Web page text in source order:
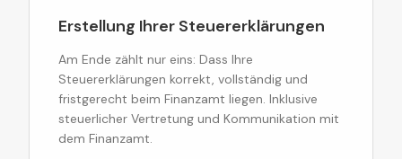
Erstellung Ihrer Steuererklärungen
Am Ende zählt nur eins: Dass Ihre
Steuererklärungen korrekt, vollständig und
fristgerecht beim Finanzamt liegen. Inklusive
steuerlicher Vertretung und Kommunikation mit
dem Finanzamt.